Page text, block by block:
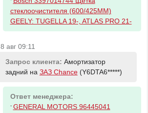
стеклоочистителя (600/425ММ)
GEELY: TUGELLA 19-, ATLAS PRO 21-
8 авг 09:11
Запрос клиента: Амортизатор
задний на ЗАЗ Chance(Y6DTA6*****)
Ответ менеджера:
- GENERAL MOTORS 96445041